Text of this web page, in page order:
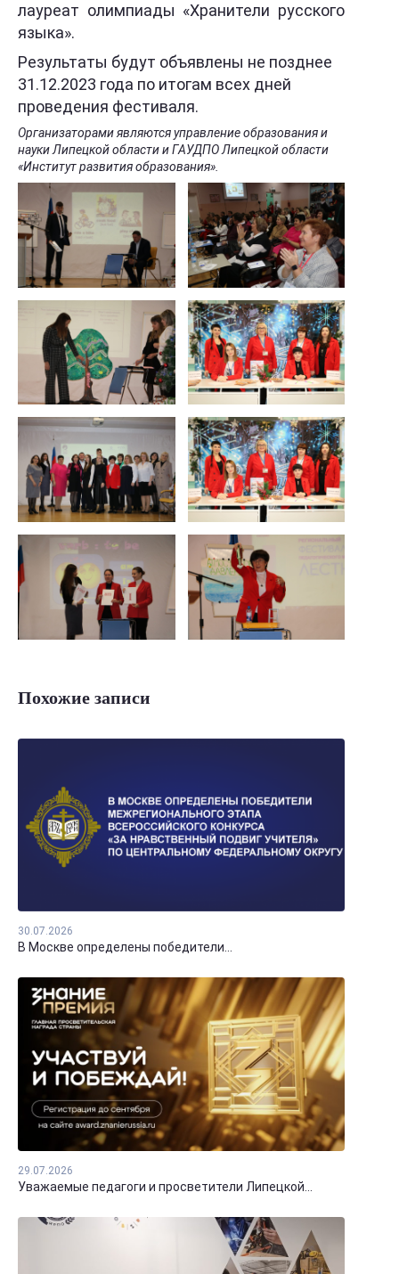
лауреат олимпиады «Хранители русского
языка».
Результаты будут объявлены не позднее
31.12.2023 года по итогам всех дней
проведения фестиваля.
Организаторами являются управление образования и
науки Липецкой области и ГАУДПО Липецкой области
«Институт развития образования».
Похожие записи
30.07.2026
В Москве определены победители...
29.07.2026
Уважаемые педагоги и просветители Липецкой...